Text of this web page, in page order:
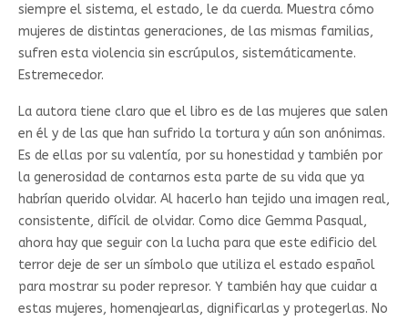
siempre el sistema, el estado, le da cuerda. Muestra cómo
mujeres de distintas generaciones, de las mismas familias,
sufren esta violencia sin escrúpulos, sistemáticamente.
Estremecedor.
La autora tiene claro que el libro es de las mujeres que salen
en él y de las que han sufrido la tortura y aún son anónimas.
Es de ellas por su valentía, por su honestidad y también por
la generosidad de contarnos esta parte de su vida que ya
habrían querido olvidar. Al hacerlo han tejido una imagen real,
consistente, difícil de olvidar. Como dice Gemma Pasqual,
ahora hay que seguir con la lucha para que este edificio del
terror deje de ser un símbolo que utiliza el estado español
para mostrar su poder represor. Y también hay que cuidar a
estas mujeres, homenajearlas, dignificarlas y protegerlas. No